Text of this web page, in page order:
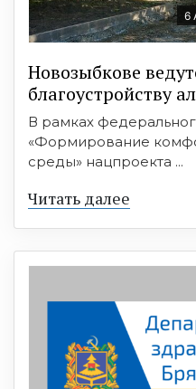
6
Новозыбкове
благоустройству
В рамках
«Формирование
среды» нацпроекта ...
Читать далее